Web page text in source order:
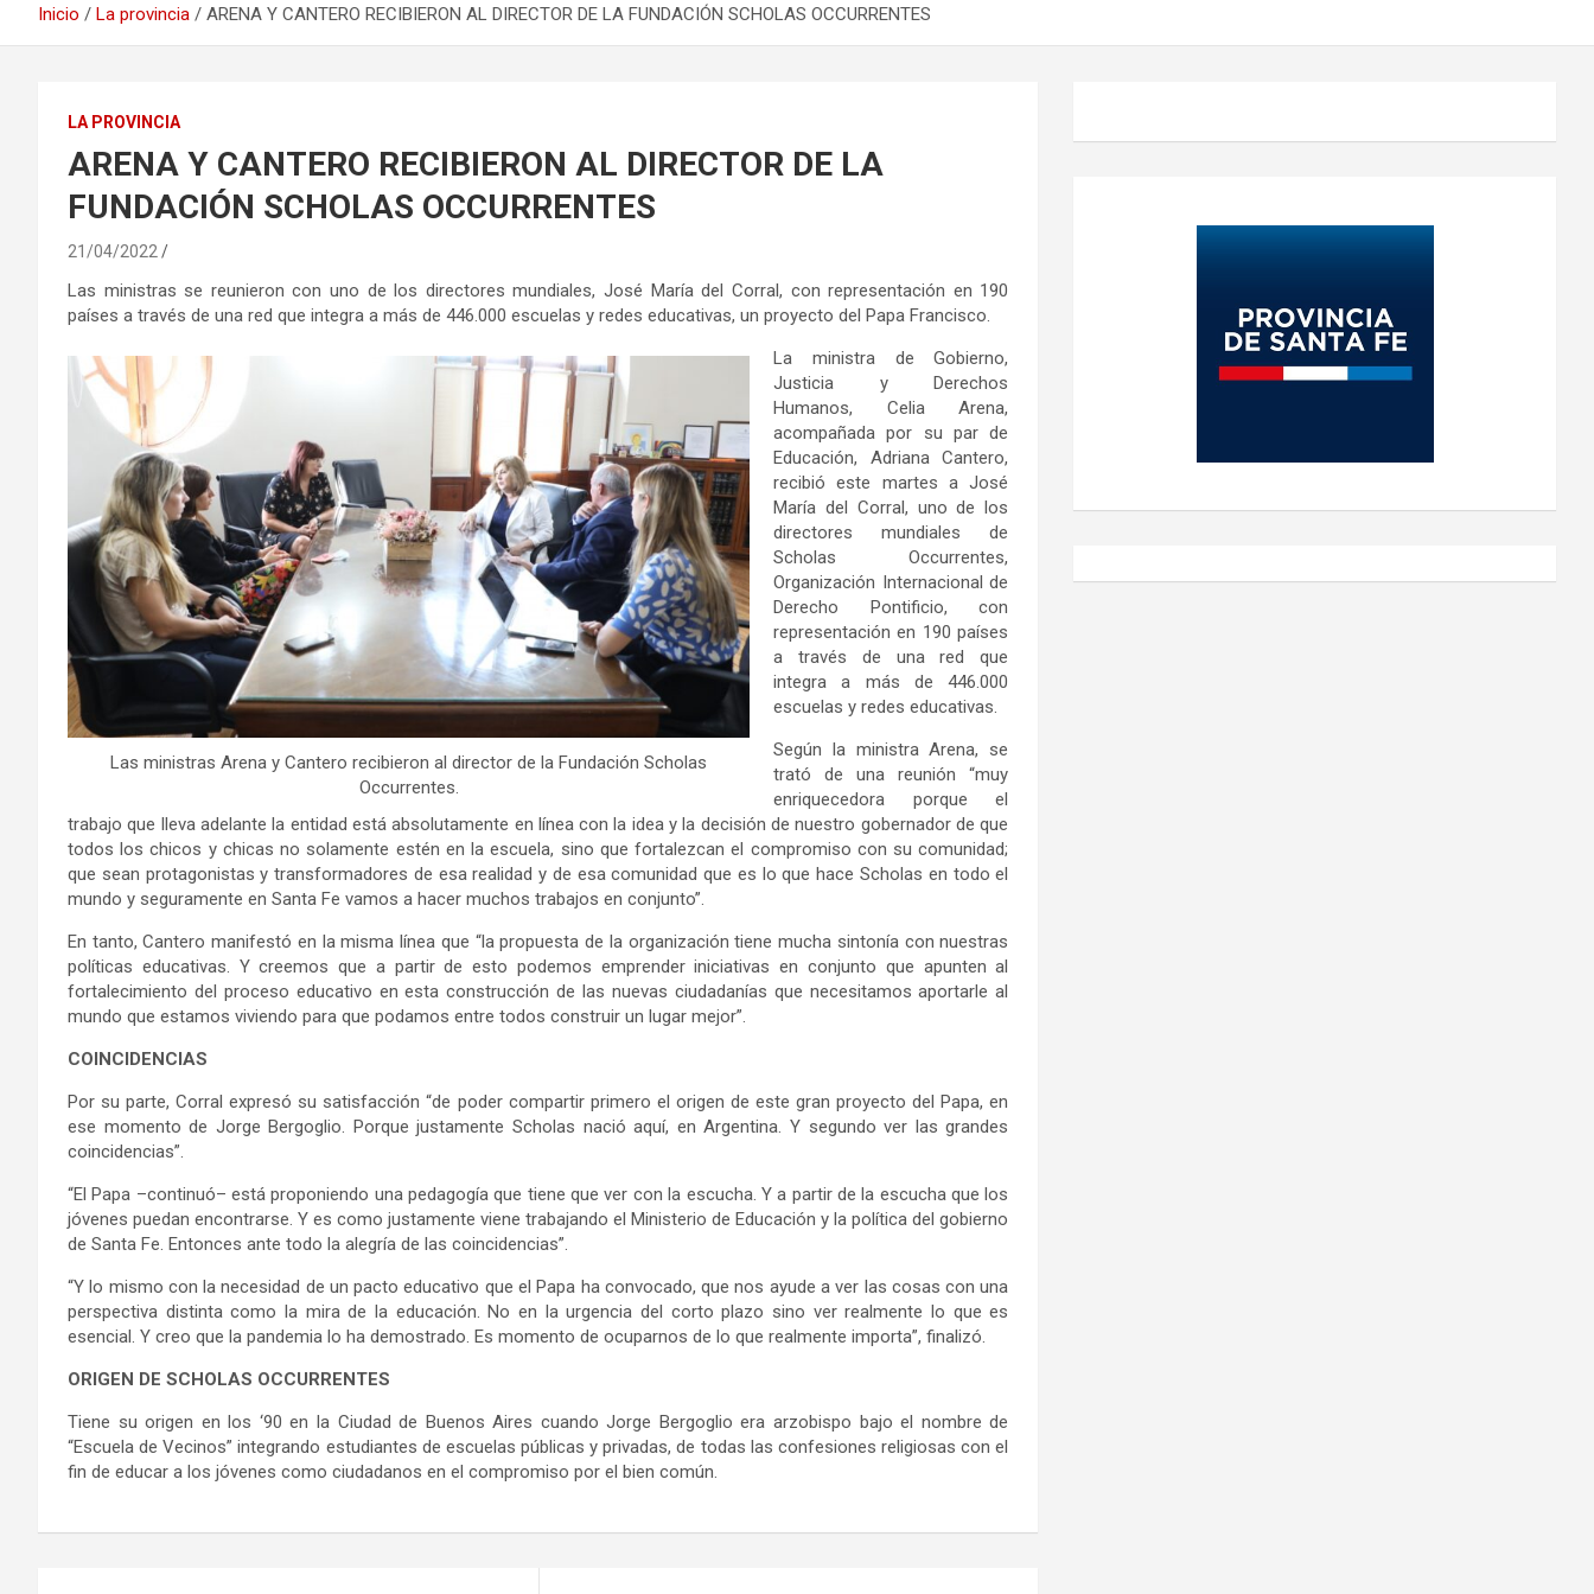
Inicio La provincia ARENA Y CANTERO RECIBIERON AL DIRECTOR DE LA FUNDACIÓN SCHOLAS OCCURRENTES
LA PROVINCIA
ARENA Y CANTERO RECIBIERON AL DIRECTOR DE LA
FUNDACIÓN SCHOLAS OCCURRENTES
21/04/2022
Las ministras se reunieron con uno de los directores mundiales, José María del Corral, con representación en 190
países a través de una red que integra a más de 446.000 escuelas y redes educativas, un proyecto del Papa Francisco.
Las ministras Arena y Cantero recibieron al director de la Fundación Scholas
Occurrentes.
La ministra de Gobierno,
Justicia y Derechos
Humanos, Celia Arena,
acompañada por su par de
Educación, Adriana Cantero,
recibió este martes a José
María del Corral, uno de los
directores mundiales de
Scholas Occurrentes,
Organización Internacional de
Derecho Pontificio, con
representación en 190 países
a través de una red que
integra a más de 446.000
escuelas y redes educativas.
Según la ministra Arena, se
trató de una reunión “muy
enriquecedora porque el
trabajo que lleva adelante la entidad está absolutamente en línea con la idea y la decisión de nuestro gobernador de que
todos los chicos y chicas no solamente estén en la escuela, sino que fortalezcan el compromiso con su comunidad;
que sean protagonistas y transformadores de esa realidad y de esa comunidad que es lo que hace Scholas en todo el
mundo y seguramente en Santa Fe vamos a hacer muchos trabajos en conjunto”.
En tanto, Cantero manifestó en la misma línea que “la propuesta de la organización tiene mucha sintonía con nuestras
políticas educativas. Y creemos que a partir de esto podemos emprender iniciativas en conjunto que apunten al
fortalecimiento del proceso educativo en esta construcción de las nuevas ciudadanías que necesitamos aportarle al
mundo que estamos viviendo para que podamos entre todos construir un lugar mejor”.
COINCIDENCIAS
Por su parte, Corral expresó su satisfacción “de poder compartir primero el origen de este gran proyecto del Papa, en
ese momento de Jorge Bergoglio. Porque justamente Scholas nació aquí, en Argentina. Y segundo ver las grandes
coincidencias”.
“El Papa –continuó– está proponiendo una pedagogía que tiene que ver con la escucha. Y a partir de la escucha que los
jóvenes puedan encontrarse. Y es como justamente viene trabajando el Ministerio de Educación y la política del gobierno
de Santa Fe. Entonces ante todo la alegría de las coincidencias”.
“Y lo mismo con la necesidad de un pacto educativo que el Papa ha convocado, que nos ayude a ver las cosas con una
perspectiva distinta como la mira de la educación. No en la urgencia del corto plazo sino ver realmente lo que es
esencial. Y creo que la pandemia lo ha demostrado. Es momento de ocuparnos de lo que realmente importa”, finalizó.
ORIGEN DE SCHOLAS OCCURRENTES
Tiene su origen en los ‘90 en la Ciudad de Buenos Aires cuando Jorge Bergoglio era arzobispo bajo el nombre de
“Escuela de Vecinos” integrando estudiantes de escuelas públicas y privadas, de todas las confesiones religiosas con el
fin de educar a los jóvenes como ciudadanos en el compromiso por el bien común.